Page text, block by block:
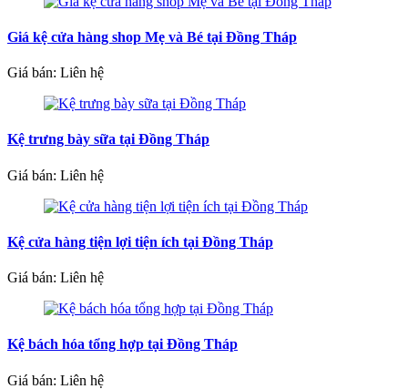
Giá kệ cửa hàng shop Mẹ và Bé tại Đồng Tháp
Giá bán: Liên hệ
Kệ trưng bày sữa tại Đồng Tháp
Giá bán: Liên hệ
Kệ cửa hàng tiện lợi tiện ích tại Đồng Tháp
Giá bán: Liên hệ
Kệ bách hóa tổng hợp tại Đồng Tháp
Giá bán: Liên hệ